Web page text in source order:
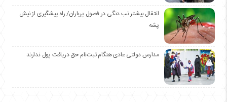
انتقال بیشتر تب دنگی در فصول پرباران/ راه پیشگیری از نیش
پشه
مدارس دولتی عادی هنگام ثبت‌نام حق دریافت پول ندارند